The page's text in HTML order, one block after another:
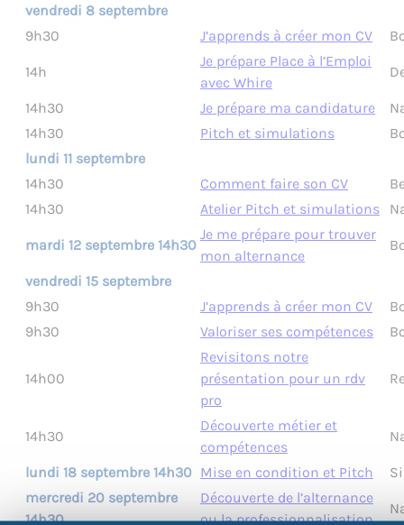
vendredi 8 septembre
9h30
J’apprends à créer mon CV
14h
Je prépare Place à l’Emploi
avec Whire
14h30 Je prépare ma candidature
14h30
Pitch et simulations
lundi 11 septembre
14h30
Comment faire son CV
14h30
Atelier Pitch et simulations
mardi 12 septembre 14h30
Je me prépare pour trouver
mon alternance
vendredi 15 septembre
9h30
J’apprends à créer mon CV
9h30
Valoriser ses compétences
14h00
Revisitons notre
présentation pour un rdv
pro
14h30
Découverte métier et
compétences
lundi 18 septembre 14h30 Mise en condition et Pitch
mercredi 20 septembre
14h30
Découverte de l’alternance
ou la professionnalisation